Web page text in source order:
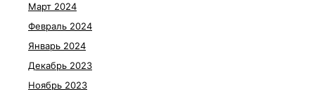
Март 2024
Февраль 2024
Январь 2024
Декабрь 2023
Ноябрь 2023